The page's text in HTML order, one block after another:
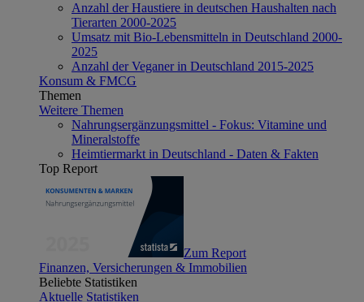
Anzahl der Haustiere in deutschen Haushalten nach
Tierarten 2000-2025
Umsatz mit Bio-Lebensmitteln in Deutschland 2000-
2025
Anzahl der Veganer in Deutschland 2015-2025
Konsum & FMCG
Themen
Weitere Themen
Nahrungsergänzungsmittel - Fokus: Vitamine und
Mineralstoffe
Heimtiermarkt in Deutschland - Daten & Fakten
Top Report
Zum Report
Finanzen, Versicherungen & Immobilien
Beliebte Statistiken
Aktuelle Statistiken